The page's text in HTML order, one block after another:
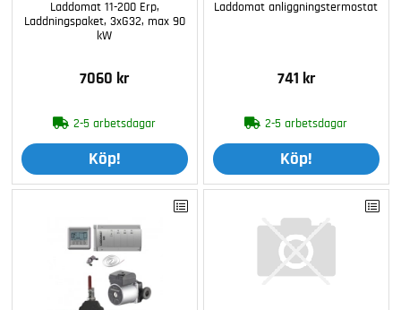
Laddomat 11-200 Erp,
Laddningspaket, 3xG32, max 90
kW
7060 kr
2-5 arbetsdagar
Köp!
Laddomat anliggningstermostat
741 kr
2-5 arbetsdagar
Köp!